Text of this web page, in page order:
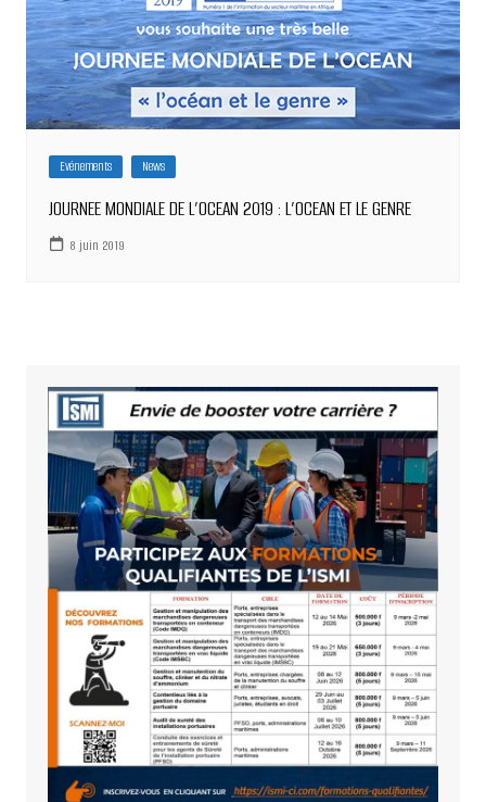
Evénements News
JOURNEE MONDIALE DE L’OCEAN 2019 : L’OCEAN ET LE GENRE
8 juin 2019